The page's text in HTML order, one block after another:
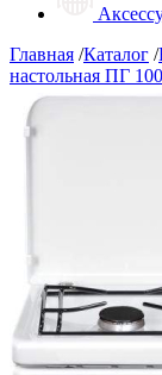
Главная /Каталог /
настольная ПГ 100